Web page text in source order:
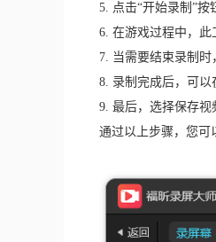
5. 点击“开始录制”按
6. 在游戏过程中，此
7. 当需要结束录制时
8. 录制完成后，可以
9. 最后，选择保存视
通过以上步骤，您可